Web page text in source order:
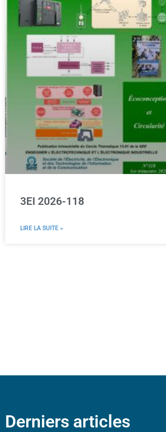
3EI 2026-118
LIRE LA SUITE »
Derniers articles